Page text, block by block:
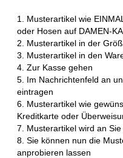
1. Musterartikel wie
oder Hosen auf DAMEN-
2. Musterartikel in der
3. Musterartikel in den
4. Zur Kasse gehen
5. Im Nachrichtenfeld an
eintragen
6. Musterartikel wie
Kreditkarte oder
7. Musterartikel wird an
8. Sie können nun die
anprobieren lassen